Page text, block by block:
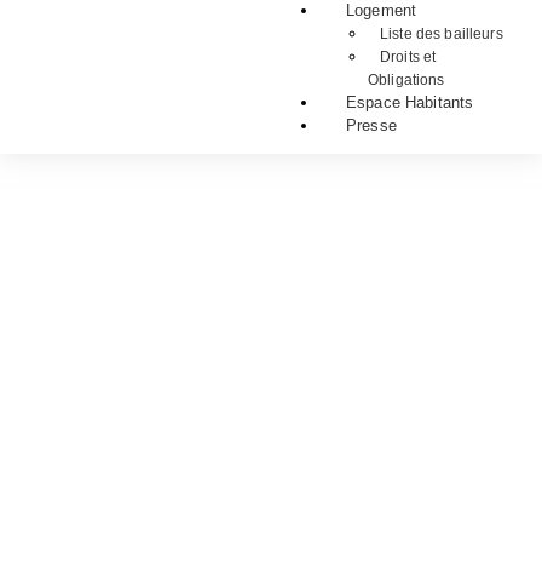
Logement
Liste des bailleurs
Droits et
Obligations
Espace Habitants
Presse